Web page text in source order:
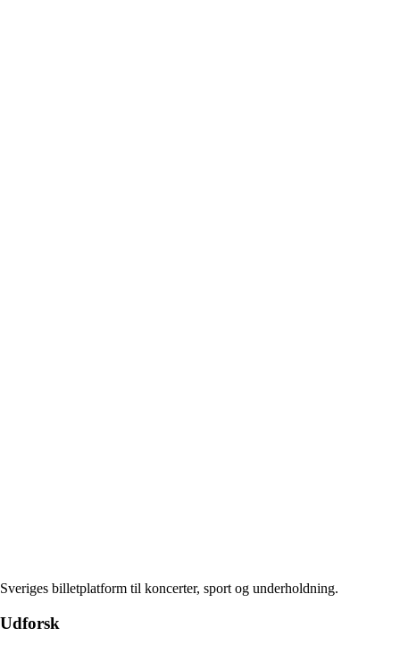
Sveriges billetplatform til koncerter, sport og underholdning.
Udforsk